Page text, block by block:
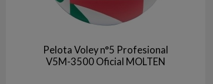
Pelota Voley n°5 Profesional
V5M-3500 Oficial MOLTEN